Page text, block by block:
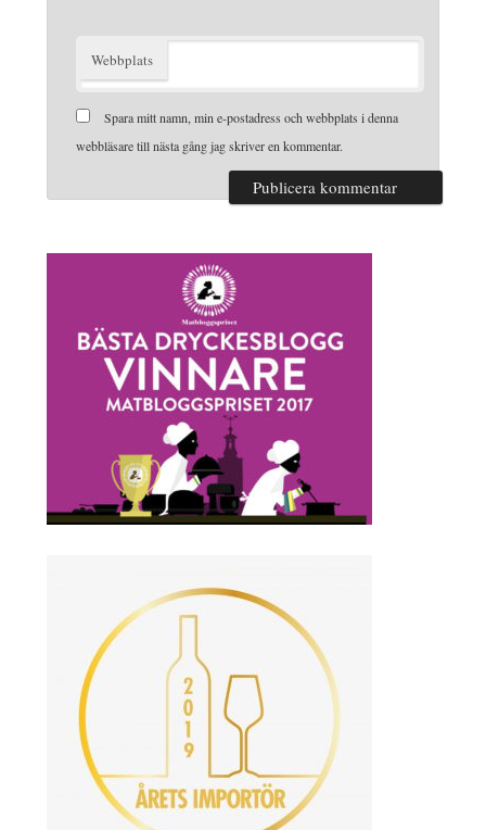
Webbplats
Spara mitt namn, min e-postadress och webbplats i denna
webbläsare till nästa gång jag skriver en kommentar.